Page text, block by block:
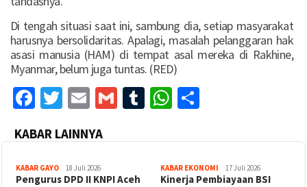
Di tengah situasi saat ini, sambung dia, setiap masyarakat
harusnya bersolidaritas. Apalagi, masalah pelanggaran hak
asasi manusia (HAM) di tempat asal mereka di Rakhine,
Myanmar, belum juga tuntas. (RED)
Facebook
Twitter
EmailGmailTumblrWhatsApp
KABAR LAINNYA
KABAR GAYO 18 Juli 2026
‎Pengurus DPD II KNPI Aceh
KABAR EKONOMI 17 Juli 2026
Kinerja Pembiayaan BSI